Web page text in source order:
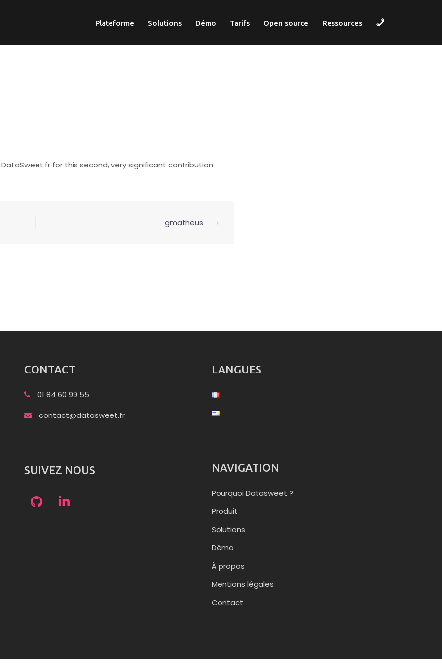
Plateforme Solutions Démo Tarifs Open source Ressources
for this second, very significant contribution.
gmatheus ⟶
CONTACT
01 84 60 99 55
contact@datasweet.fr
SUIVEZ NOUS
LANGUES
NAVIGATION
Pourquoi Datasweet ?
Produit
Solutions
Démo
À propos
Mentions légales
Contact